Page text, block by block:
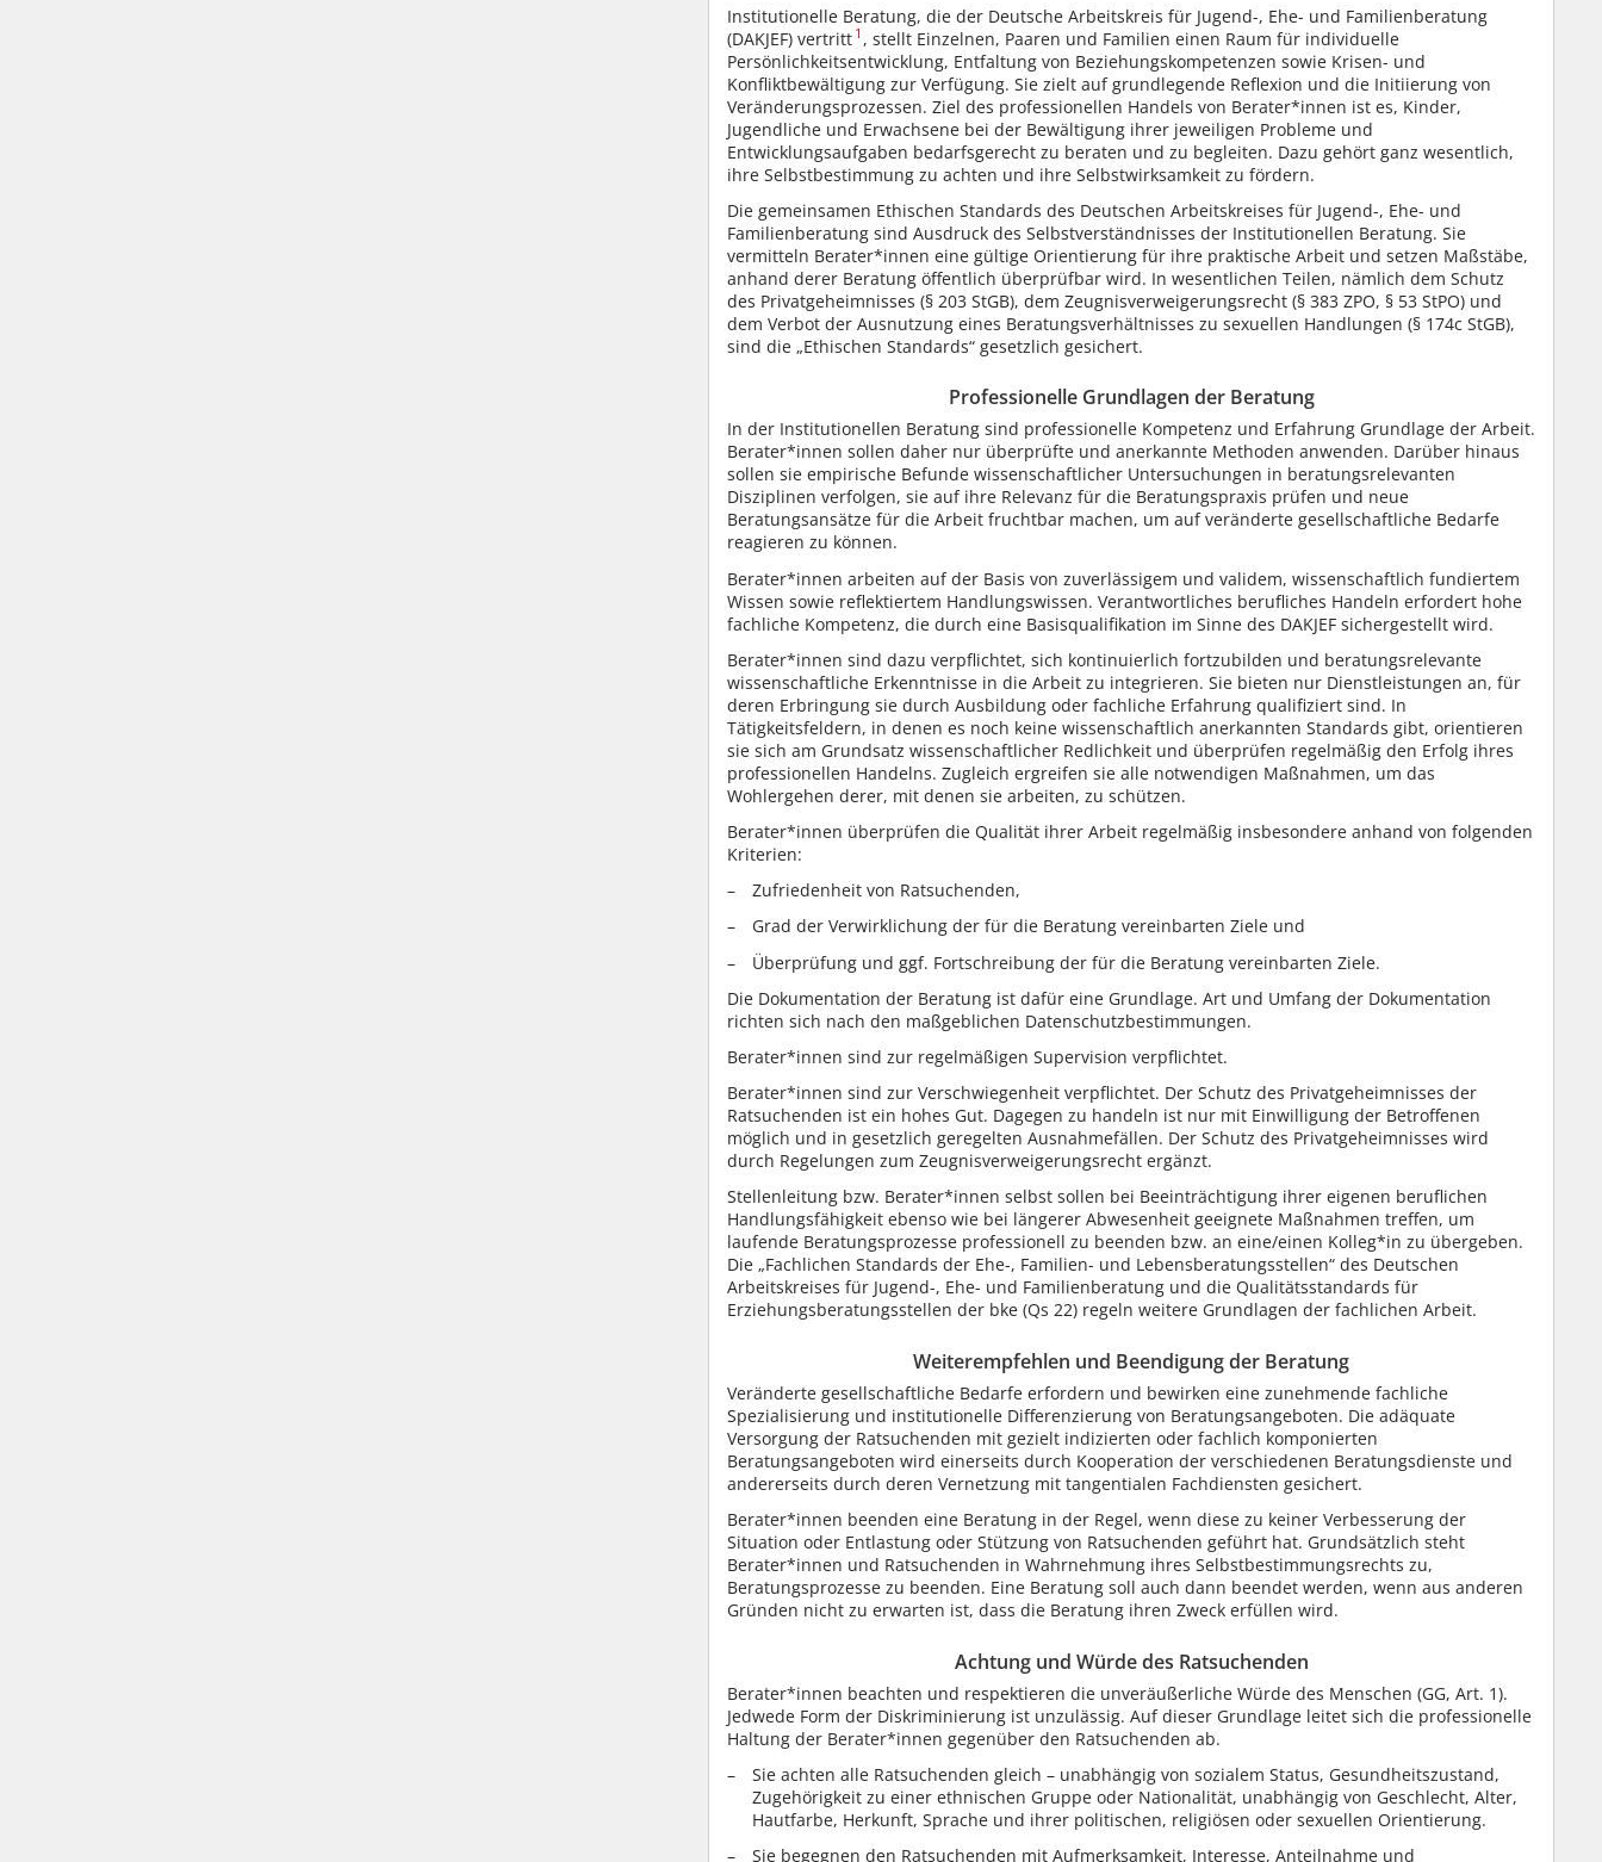
Institutionelle Beratung, die der Deutsche Arbeitskreis für Jugend-, Ehe- und Familienberatung
(DAKJEF) vertritt 1 , stellt Einzelnen, Paaren und Familien einen Raum für individuelle
Persönlichkeitsentwicklung, Entfaltung von Beziehungskompetenzen sowie Krisen- und
Konfliktbewältigung zur Verfügung. Sie zielt auf grundlegende Reflexion und die Initiierung von
Veränderungsprozessen. Ziel des professionellen Handels von Berater*innen ist es, Kinder,
Jugendliche und Erwachsene bei der Bewältigung ihrer jeweiligen Probleme und
Entwicklungsaufgaben bedarfsgerecht zu beraten und zu begleiten. Dazu gehört ganz wesentlich,
ihre Selbstbestimmung zu achten und ihre Selbstwirksamkeit zu fördern.
Die gemeinsamen Ethischen Standards des Deutschen Arbeitskreises für Jugend-, Ehe- und
Familienberatung sind Ausdruck des Selbstverständnisses der Institutionellen Beratung. Sie
vermitteln Berater*innen eine gültige Orientierung für ihre praktische Arbeit und setzen Maßstäbe,
anhand derer Beratung öffentlich überprüfbar wird. In wesentlichen Teilen, nämlich dem Schutz
des Privatgeheimnisses (§ 203 StGB), dem Zeugnisverweigerungsrecht (§ 383 ZPO, § 53 StPO) und
dem Verbot der Ausnutzung eines Beratungsverhältnisses zu sexuellen Handlungen (§ 174c StGB),
sind die „Ethischen Standards“ gesetzlich gesichert.
Professionelle Grundlagen der Beratung
In der Institutionellen Beratung sind professionelle Kompetenz und Erfahrung Grundlage der Arbeit.
Berater*innen sollen daher nur überprüfte und anerkannte Methoden anwenden. Darüber hinaus
sollen sie empirische Befunde wissenschaftlicher Untersuchungen in beratungsrelevanten
Disziplinen verfolgen, sie auf ihre Relevanz für die Beratungspraxis prüfen und neue
Beratungsansätze für die Arbeit fruchtbar machen, um auf veränderte gesellschaftliche Bedarfe
reagieren zu können.
Berater*innen arbeiten auf der Basis von zuverlässigem und validem, wissenschaftlich fundiertem
Wissen sowie reflektiertem Handlungswissen. Verantwortliches berufliches Handeln erfordert hohe
fachliche Kompetenz, die durch eine Basisqualifikation im Sinne des DAKJEF sichergestellt wird.
Berater*innen sind dazu verpflichtet, sich kontinuierlich fortzubilden und beratungsrelevante
wissenschaftliche Erkenntnisse in die Arbeit zu integrieren. Sie bieten nur Dienstleistungen an, für
deren Erbringung sie durch Ausbildung oder fachliche Erfahrung qualifiziert sind. In
Tätigkeitsfeldern, in denen es noch keine wissenschaftlich anerkannten Standards gibt, orientieren
sie sich am Grundsatz wissenschaftlicher Redlichkeit und überprüfen regelmäßig den Erfolg ihres
professionellen Handelns. Zugleich ergreifen sie alle notwendigen Maßnahmen, um das
Wohlergehen derer, mit denen sie arbeiten, zu schützen.
Berater*innen überprüfen die Qualität ihrer Arbeit regelmäßig insbesondere anhand von folgenden
Kriterien:
Zufriedenheit von Ratsuchenden,
Grad der Verwirklichung der für die Beratung vereinbarten Ziele und
Überprüfung und ggf. Fortschreibung der für die Beratung vereinbarten Ziele.
Die Dokumentation der Beratung ist dafür eine Grundlage. Art und Umfang der Dokumentation
richten sich nach den maßgeblichen Datenschutzbestimmungen.
Berater*innen sind zur regelmäßigen Supervision verpflichtet.
Berater*innen sind zur Verschwiegenheit verpflichtet. Der Schutz des Privatgeheimnisses der
Ratsuchenden ist ein hohes Gut. Dagegen zu handeln ist nur mit Einwilligung der Betroffenen
möglich und in gesetzlich geregelten Ausnahmefällen. Der Schutz des Privatgeheimnisses wird
durch Regelungen zum Zeugnisverweigerungsrecht ergänzt.
Stellenleitung bzw. Berater*innen selbst sollen bei Beeinträchtigung ihrer eigenen beruflichen
Handlungsfähigkeit ebenso wie bei längerer Abwesenheit geeignete Maßnahmen treffen, um
laufende Beratungsprozesse professionell zu beenden bzw. an eine/einen Kolleg*in zu übergeben.
Die „Fachlichen Standards der Ehe-, Familien- und Lebensberatungsstellen“ des Deutschen
Arbeitskreises für Jugend-, Ehe- und Familienberatung und die Qualitätsstandards für
Erziehungsberatungsstellen der bke (Qs 22) regeln weitere Grundlagen der fachlichen Arbeit.
Weiterempfehlen und Beendigung der Beratung
Veränderte gesellschaftliche Bedarfe erfordern und bewirken eine zunehmende fachliche
Spezialisierung und institutionelle Differenzierung von Beratungsangeboten. Die adäquate
Versorgung der Ratsuchenden mit gezielt indizierten oder fachlich komponierten
Beratungsangeboten wird einerseits durch Kooperation der verschiedenen Beratungsdienste und
andererseits durch deren Vernetzung mit tangentialen Fachdiensten gesichert.
Berater*innen beenden eine Beratung in der Regel, wenn diese zu keiner Verbesserung der
Situation oder Entlastung oder Stützung von Ratsuchenden geführt hat. Grundsätzlich steht
Berater*innen und Ratsuchenden in Wahrnehmung ihres Selbstbestimmungsrechts zu,
Beratungsprozesse zu beenden. Eine Beratung soll auch dann beendet werden, wenn aus anderen
Gründen nicht zu erwarten ist, dass die Beratung ihren Zweck erfüllen wird.
Achtung und Würde des Ratsuchenden
Berater*innen beachten und respektieren die unveräußerliche Würde des Menschen (GG, Art. 1).
Jedwede Form der Diskriminierung ist unzulässig. Auf dieser Grundlage leitet sich die professionelle
Haltung der Berater*innen gegenüber den Ratsuchenden ab.
Sie achten alle Ratsuchenden gleich – unabhängig von sozialem Status, Gesundheitszustand,
Zugehörigkeit zu einer ethnischen Gruppe oder Nationalität, unabhängig von Geschlecht, Alter,
Hautfarbe, Herkunft, Sprache und ihrer politischen, religiösen oder sexuellen Orientierung.
Sie begegnen den Ratsuchenden mit Aufmerksamkeit, Interesse, Anteilnahme und